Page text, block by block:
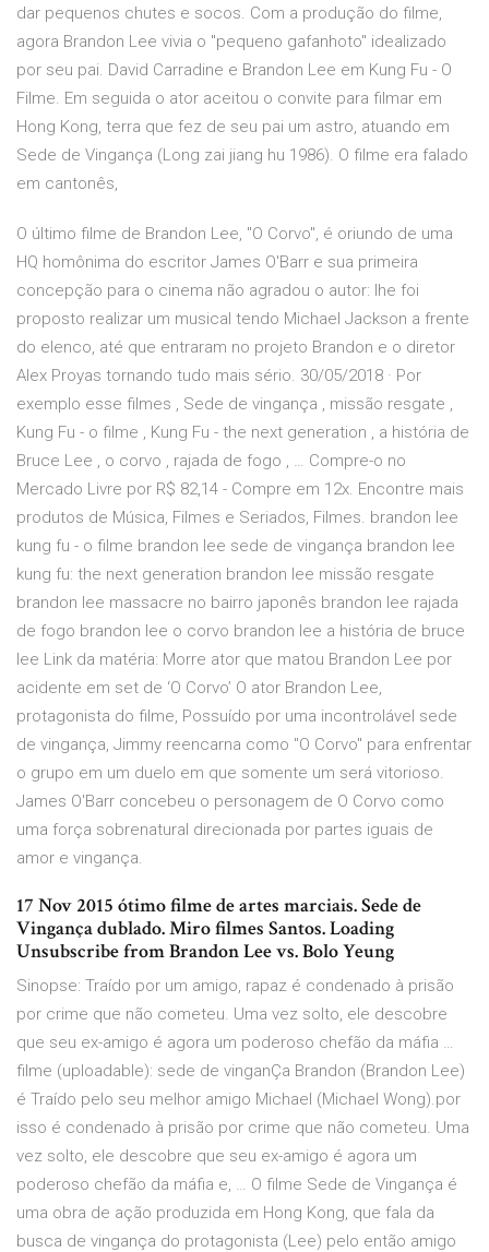
dar pequenos chutes e socos. Com a produção do filme,
agora Brandon Lee vivia o "pequeno gafanhoto" idealizado
por seu pai. David Carradine e Brandon Lee em Kung Fu - O
Filme. Em seguida o ator aceitou o convite para filmar em
Hong Kong, terra que fez de seu pai um astro, atuando em
Sede de Vingança (Long zai jiang hu 1986). O filme era falado
em cantonês,
O último filme de Brandon Lee, "O Corvo", é oriundo de uma
HQ homônima do escritor James O'Barr e sua primeira
concepção para o cinema não agradou o autor: lhe foi
proposto realizar um musical tendo Michael Jackson a frente
do elenco, até que entraram no projeto Brandon e o diretor
Alex Proyas tornando tudo mais sério. 30/05/2018 · Por
exemplo esse filmes , Sede de vingança , missão resgate ,
Kung Fu - o filme , Kung Fu - the next generation , a história de
Bruce Lee , o corvo , rajada de fogo , … Compre-o no
Mercado Livre por R$ 82,14 - Compre em 12x. Encontre mais
produtos de Música, Filmes e Seriados, Filmes. brandon lee
kung fu - o filme brandon lee sede de vingança brandon lee
kung fu: the next generation brandon lee missão resgate
brandon lee massacre no bairro japonês brandon lee rajada
de fogo brandon lee o corvo brandon lee a história de bruce
lee Link da matéria: Morre ator que matou Brandon Lee por
acidente em set de ‘O Corvo’ O ator Brandon Lee,
protagonista do filme, Possuído por uma incontrolável sede
de vingança, Jimmy reencarna como "O Corvo" para enfrentar
o grupo em um duelo em que somente um será vitorioso.
James O'Barr concebeu o personagem de O Corvo como
uma força sobrenatural direcionada por partes iguais de
amor e vingança.
17 Nov 2015 ótimo filme de artes marciais. Sede de
Vingança dublado. Miro filmes Santos. Loading
Unsubscribe from Brandon Lee vs. Bolo Yeung
Sinopse: Traído por um amigo, rapaz é condenado à prisão
por crime que não cometeu. Uma vez solto, ele descobre
que seu ex-amigo é agora um poderoso chefão da máfia …
filme (uploadable): sede de vinganÇa Brandon (Brandon Lee)
é Traído pelo seu melhor amigo Michael (Michael Wong).por
isso é condenado à prisão por crime que não cometeu. Uma
vez solto, ele descobre que seu ex-amigo é agora um
poderoso chefão da máfia e, … O filme Sede de Vingança é
uma obra de ação produzida em Hong Kong, que fala da
busca de vingança do protagonista (Lee) pelo então amigo